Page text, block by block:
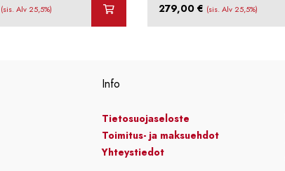
(sis. Alv 25,5%) 279,00€ (sis. Alv 25,5%)
Info
Tietosuojaseloste
Toimitus- ja maksuehdot
Yhteystiedot